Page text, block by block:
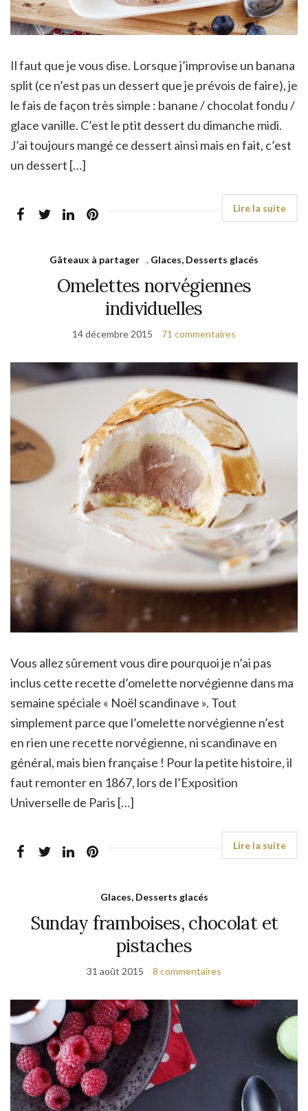
Il faut que je vous dise. Lorsque j’improvise un banana
split (ce n’est pas un dessert que je prévois de faire), je
le fais de façon très simple : banane / chocolat fondu /
glace vanille. C’est le ptit dessert du dimanche midi.
J’ai toujours mangé ce dessert ainsi mais en fait, c’est
un dessert […]
Gâteaux à partager , Glaces, Desserts glacés
Omelettes norvégiennes
individuelles
14 décembre 2015 71 commentaires
Vous allez sûrement vous dire pourquoi je n’ai pas
inclus cette recette d’omelette norvégienne dans ma
semaine spéciale « Noël scandinave ». Tout
simplement parce que l’omelette norvégienne n’est
en rien une recette norvégienne, ni scandinave en
général, mais bien française ! Pour la petite histoire, il
faut remonter en 1867, lors de l’Exposition
Universelle de Paris […]
Glaces, Desserts glacés
Sunday framboises, chocolat et
pistaches
31 août 2015 8 commentaires